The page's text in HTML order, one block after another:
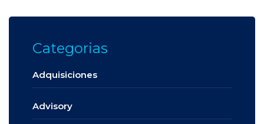
Categorias
Adquisiciones
Advisory